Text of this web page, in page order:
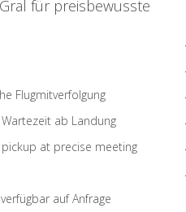
für preisbewusste
Flugmitverfolgung
ab Landung
at precise meeting
auf Anfrage